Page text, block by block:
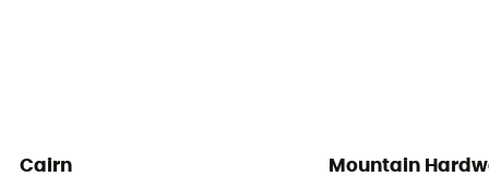
Cairn Mountain